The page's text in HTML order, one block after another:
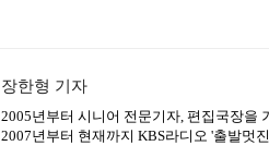
장한형 기자
2005년부터 시니어 전문기자, 편집국장을
2007년부터 현재까지 KBS라디오 '출발멋